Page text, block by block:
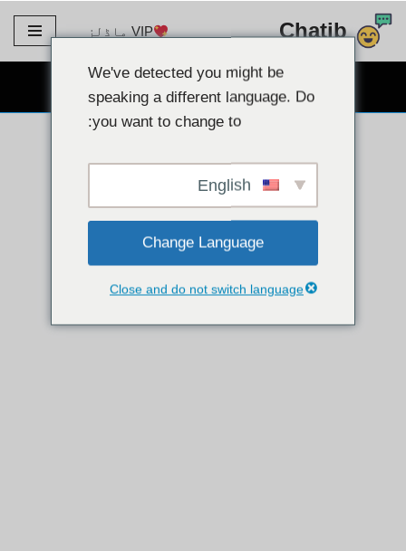
مواد
Chatib VIP ماڈلز
مفت ویب کیم چیٹ
We've detected you might be
speaking a different language. Do
you want to change to:
Change Language
Close and do not switch language